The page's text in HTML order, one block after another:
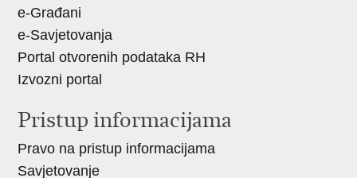
e-Građani
e-Savjetovanja
Portal otvorenih podataka RH
Izvozni portal
Pristup informacijama
Pravo na pristup informacijama
Savjetovanje